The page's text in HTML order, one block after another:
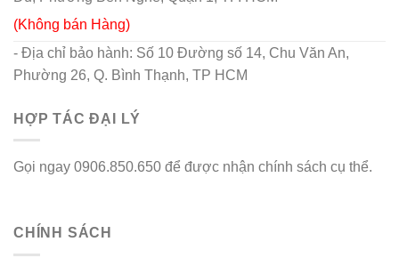
(Không bán Hàng)
- Địa chỉ bảo hành: Số 10 Đường số 14, Chu Văn An,
Phường 26, Q. Bình Thạnh, TP HCM
HỢP TÁC ĐẠI LÝ
Gọi ngay 0906.850.650 để được nhận chính sách cụ thể.
CHÍNH SÁCH